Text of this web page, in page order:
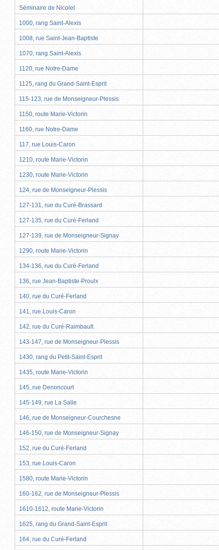
Séminaire de Nicolet
1000, rang Saint-Alexis
1008, rue Saint-Jean-Baptiste
1070, rang Saint-Alexis
1120, rue Notre-Dame
1125, rang du Grand-Saint-Esprit
115-123, rue de Monseigneur-Plessis
1150, route Marie-Victorin
1160, rue Notre-Dame
117, rue Louis-Caron
1210, route Marie-Victorin
1230, route Marie-Victorin
124, rue de Monseigneur-Plessis
127-131, rue du Curé-Brassard
127-135, rue du Curé-Ferland
127-139, rue de Monseigneur-Signay
1290, route Marie-Victorin
134-136, rue du Curé-Ferland
136, rue Jean-Baptiste-Proulx
140, rue du Curé-Ferland
141, rue Louis-Caron
142, rue du Curé-Raimbault
143-147, rue de Monseigneur-Plessis
1430, rang du Petit-Saint-Esprit
1435, route Marie-Victorin
145, rue Denoncourt
145-149, rue La Salle
146, rue de Monseigneur-Courchesne
146-150, rue de Monseigneur-Signay
152, rue du Curé-Ferland
153, rue Louis-Caron
1580, route Marie-Victorin
160-162, rue de Monseigneur-Plessis
1610-1612, route Marie-Victorin
1625, rang du Grand-Saint-Esprit
164, rue du Curé-Ferland